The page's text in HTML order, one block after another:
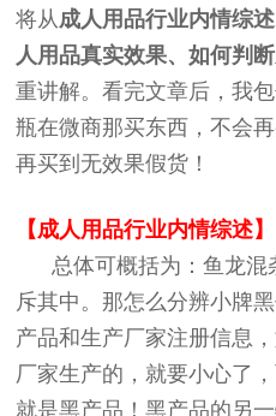
将从成人用品行业内情综
人用品真实效果、如何判断
重讲解。看完文章后，我
瓶在微商那买东西，不会
再买到无效果假货！
【成人用品行业内情综述】
总体可概括为：鱼龙混
斥其中。那怎么分辨小牌
产品和生产厂家注册信息
厂家生产的，就要小心了
就是黑产品！黑产品的另